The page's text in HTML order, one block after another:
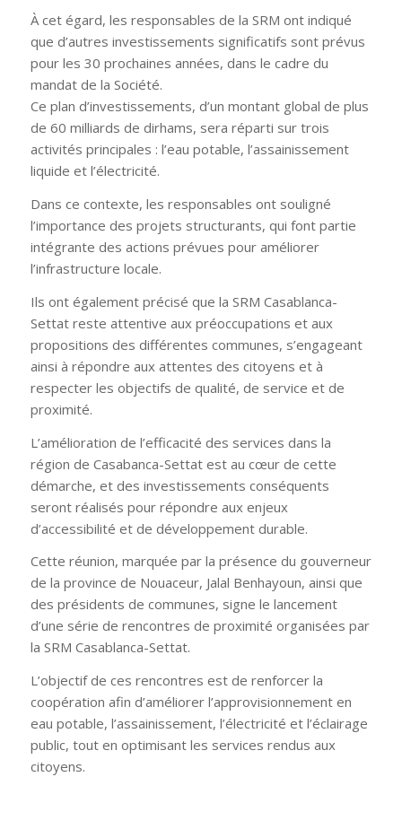
À cet égard, les responsables de la SRM ont indiqué
que d’autres investissements significatifs sont prévus
pour les 30 prochaines années, dans le cadre du
mandat de la Société.
Ce plan d’investissements, d’un montant global de plus
de 60 milliards de dirhams, sera réparti sur trois
activités principales : l’eau potable, l’assainissement
liquide et l’électricité.
Dans ce contexte, les responsables ont souligné
l’importance des projets structurants, qui font partie
intégrante des actions prévues pour améliorer
l’infrastructure locale.
Ils ont également précisé que la SRM Casablanca-
Settat reste attentive aux préoccupations et aux
propositions des différentes communes, s’engageant
ainsi à répondre aux attentes des citoyens et à
respecter les objectifs de qualité, de service et de
proximité.
L’amélioration de l’efficacité des services dans la
région de Casabanca-Settat est au cœur de cette
démarche, et des investissements conséquents
seront réalisés pour répondre aux enjeux
d’accessibilité et de développement durable.
Cette réunion, marquée par la présence du gouverneur
de la province de Nouaceur, Jalal Benhayoun, ainsi que
des présidents de communes, signe le lancement
d’une série de rencontres de proximité organisées par
la SRM Casablanca-Settat.
L’objectif de ces rencontres est de renforcer la
coopération afin d’améliorer l’approvisionnement en
eau potable, l’assainissement, l’électricité et l’éclairage
public, tout en optimisant les services rendus aux
citoyens.